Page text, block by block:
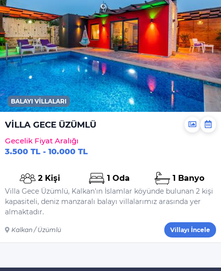
BALAYI VILLALARI
VİLLA GECE ÜZÜMLÜ
Gecelik Fiyat Aralığı
3.500 TL - 10.000 TL
2 Kişi 1 Oda 1 Banyo
Villa Gece Üzümlü, Kalkan'ın İslamlar köyünde bulunan 2 kişi
kapasiteli, deniz manzaralı balayı villalarımız arasında yer
almaktadır.
Kalkan / Üzümlü Villayı İncele